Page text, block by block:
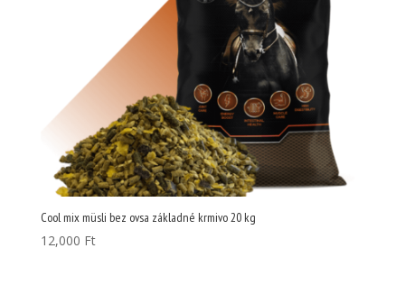
Cool mix müsli bez ovsa základné krmivo 20 kg
12,000 Ft